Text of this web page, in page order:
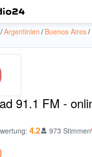
Argentinien Buenos Aires
91.1 FM -
: 4.2 973 Stimmen